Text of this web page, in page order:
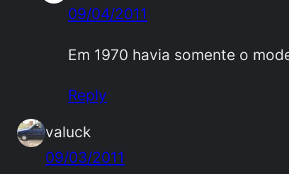
09/04/2011
Em 1970 havia somente o
Reply
valuck
09/03/2011